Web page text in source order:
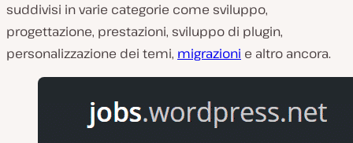
suddivisi in varie categorie come sviluppo,
progettazione, prestazioni, sviluppo di plugin,
personalizzazione dei temi, migrazioni e altro ancora.